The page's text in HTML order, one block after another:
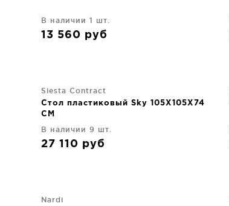
В наличии 1 шт.
13 560 руб
Siesta Contract
Стол пластиковый Sky 105X105X74
CM
В наличии 9 шт.
27 110 руб
Nardi